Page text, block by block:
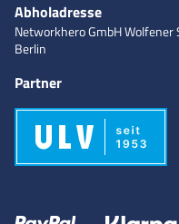
Abholadresse
Networkhero GmbHWolfener
Berlin
Partner